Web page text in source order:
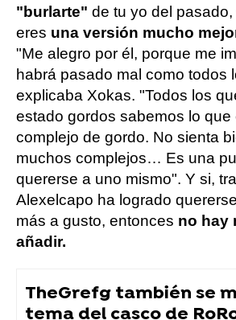
"burlarte" de tu yo del
eres una versión mucho
"Me alegro por él, porque me
habrá pasado mal como todos
explicaba Xokas. "Todos los
estado gordos sabemos lo que
complejo de gordo. No sienta
muchos complejos… Es una
quererse a uno mismo". Y si,
Alexelcapo ha logrado
más a gusto, entonces no hay
añadir.
TheGrefg también se
tema del casco de